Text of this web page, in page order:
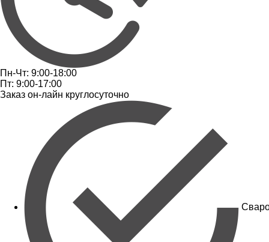
Пн-Чт: 9:00-18:00
Пт: 9:00-17:00
Заказ он-лайн круглосуточно